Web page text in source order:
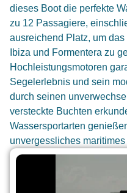
dieses Boot die perfekte
zu 12 Passagiere,
ausreichend Platz, um
Ibiza und Formentera zu
Hochleistungsmotoren
Segelerlebnis und sein
durch seinen
versteckte Buchten
Wassersportarten
unvergessliches